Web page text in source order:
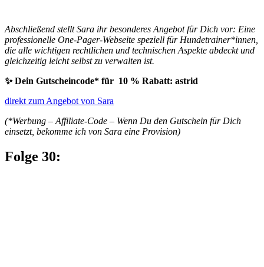
Abschließend stellt Sara ihr besonderes Angebot für Dich vor: Eine
professionelle One-Pager-Webseite speziell für Hundetrainer*innen,
die alle wichtigen rechtlichen und technischen Aspekte abdeckt und
gleichzeitig leicht selbst zu verwalten ist.
✨ Dein Gutscheincode* für 10 % Rabatt: astrid
direkt zum Angebot von Sara
(*Werbung – Affiliate-Code – Wenn Du den Gutschein für Dich
einsetzt, bekomme ich von Sara eine Provision)
Folge 30: